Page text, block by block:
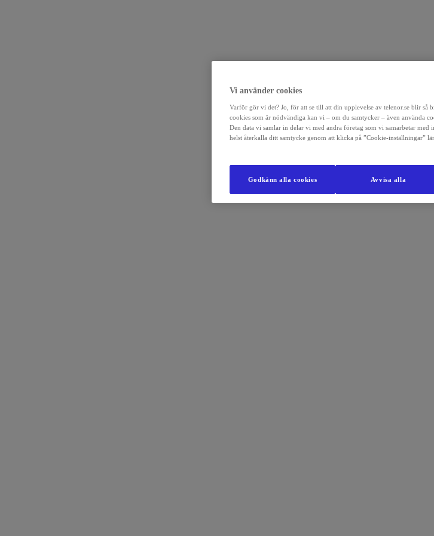
Vi använder cookies
Varför gör vi det? Jo, för att se till att din upplevelse av telenor.se blir så
cookies som är nödvändiga kan vi – om du samtycker – även använda
Den data vi samlar in delar vi med andra företag som vi samarbetar
helst återkalla ditt samtycke genom att klicka på ”Cookie-inställningar”
Avvisa alla
Godkänn alla cookies